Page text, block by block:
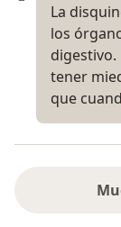
La
los
tener
que